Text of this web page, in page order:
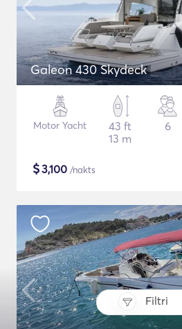
Filtri
Galeon 430 Skydeck
Motor Yacht
43 ft
13 m
6
$3,100 /nakts